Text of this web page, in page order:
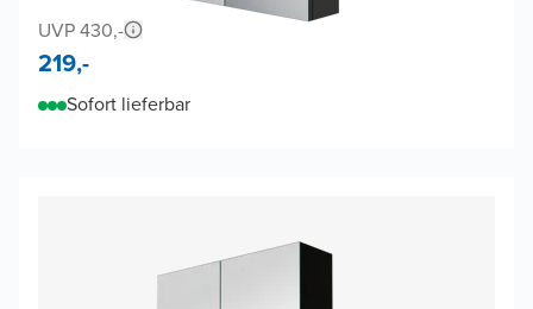
UVP 430,-
219,-
Sofort lieferbar